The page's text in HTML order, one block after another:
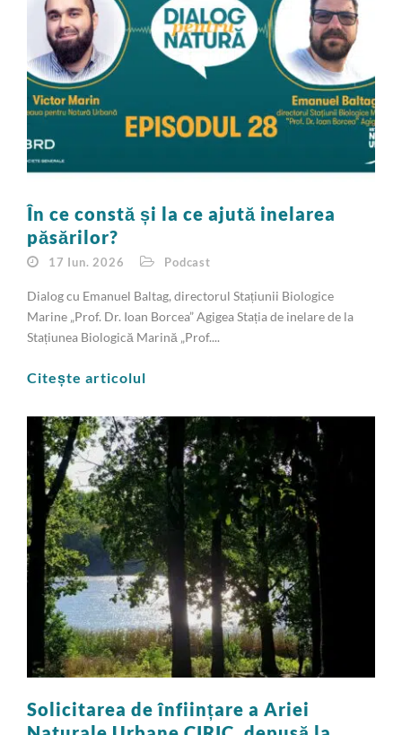
În ce constă și la ce ajută inelarea
păsărilor?
17 Iun. 2026 Podcast
Dialog cu Emanuel Baltag, directorul Stațiunii Biologice
Marine „Prof. Dr. Ioan Borcea” Agigea Stația de inelare de la
Stațiunea Biologică Marină „Prof....
Citește articolul
Solicitarea de înființare a Ariei